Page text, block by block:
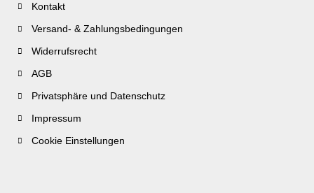
Kontakt
Versand- & Zahlungsbedingungen
Widerrufsrecht
AGB
Privatsphäre und Datenschutz
Impressum
Cookie Einstellungen